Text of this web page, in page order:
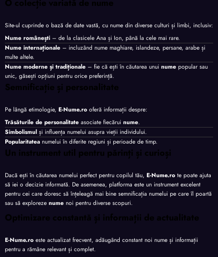
O colecție variată de nume
Site-ul cuprinde o bază de date vastă, cu nume din diverse culturi și limbi, inclusiv:
Nume românești – de la clasicele Ana și Ion, până la cele mai rare.
Nume internaționale – incluzând nume maghiare, islandeze, persane, arabe și
multe altele.
Nume moderne și tradiționale – fie că ești în căutarea unui nume popular sau
unic, găsești opțiuni pentru orice preferință.
Semnificație și personalitate
Pe lângă etimologie, E-Nume.ro oferă informații despre:
Trăsăturile de personalitate asociate fiecărui nume.
Simbolismul și influența numelui asupra vieții individului.
Popularitatea numelui în diferite regiuni și perioade de timp.
Un instrument util pentru părinți și curioși
Dacă ești în căutarea numelui perfect pentru copilul tău, E-Nume.ro te poate ajuta
să iei o decizie informată. De asemenea, platforma este un instrument excelent
pentru cei care doresc să înțeleagă mai bine semnificația numelui pe care îl poartă
sau să exploreze nume noi pentru diverse scopuri.
Optimizare constantă și informații de actualitate
E-Nume.ro este actualizat frecvent, adăugând constant noi nume și informații
pentru a rămâne relevant și complet.